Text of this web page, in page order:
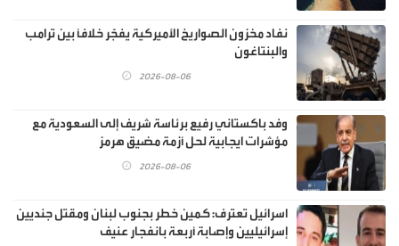
نفاد مخزون الصواريخ الأميركية يفجّر خلافًا بين ترامب
والبنتاغون
2026-08-06
وفد باكستاني رفيع برئاسة شريف إلى السعودية مع
مؤشرات ايجابية لحل أزمة مضيق هرمز
2026-08-06
اسرائيل تعترف: كمين خطر بجنوب لبنان ومقتل جنديين
إسرائيليين وإصابة أربعة بانفجار عنيف